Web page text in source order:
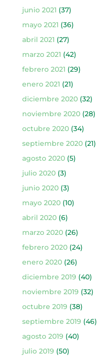
junio 2021 (37)
mayo 2021 (36)
abril 2021 (27)
marzo 2021 (42)
febrero 2021 (29)
enero 2021 (21)
diciembre 2020(32)
noviembre 2020(28)
octubre 2020(34)
septiembre 2020(21)
agosto 2020(5)
julio 2020(3)
junio 2020(3)
mayo 2020(10)
abril 2020(6)
marzo 2020(26)
febrero 2020(24)
enero 2020(26)
diciembre 2019 (40)
noviembre 2019 (32)
octubre 2019 (38)
septiembre 2019 (46)
agosto 2019 (40)
julio 2019 (50)